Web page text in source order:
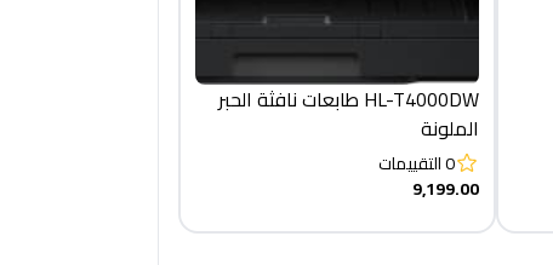
HL-T4000DW طابعات نافثة الحبر
الملونة
0التقييمات
9,199.00